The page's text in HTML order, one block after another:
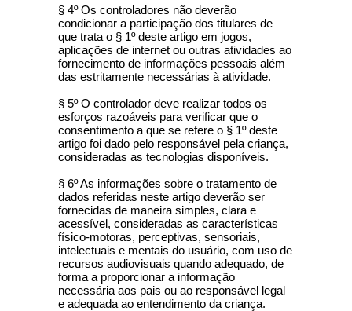
§ 4º Os controladores não deverão
condicionar a participação dos titulares de
que trata o § 1º deste artigo em jogos,
aplicações de internet ou outras atividades ao
fornecimento de informações pessoais além
das estritamente necessárias à atividade.
§ 5º O controlador deve realizar todos os
esforços razoáveis para verificar que o
consentimento a que se refere o § 1º deste
artigo foi dado pelo responsável pela criança,
consideradas as tecnologias disponíveis.
§ 6º As informações sobre o tratamento de
dados referidas neste artigo deverão ser
fornecidas de maneira simples, clara e
acessível, consideradas as características
físico-motoras, perceptivas, sensoriais,
intelectuais e mentais do usuário, com uso de
recursos audiovisuais quando adequado, de
forma a proporcionar a informação
necessária aos pais ou ao responsável legal
e adequada ao entendimento da criança.